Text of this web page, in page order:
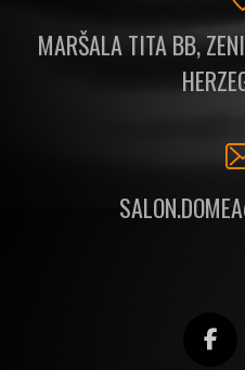
MARŠALA TITA BB,